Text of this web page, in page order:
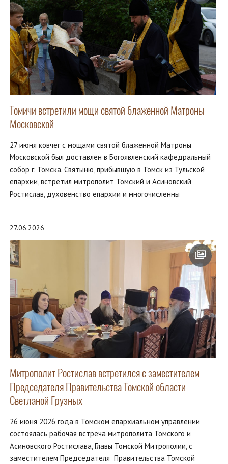
Томичи встретили мощи святой блаженной Матроны
Московской
27 июня ковчег с мощами святой блаженной Матроны
Московской был доставлен в Богоявленский кафедральный
собор г. Томска. Святыню, прибывшую в Томск из Тульской
епархии, встретил митрополит Томский и Асиновский
Ростислав, духовенство епархии и многочисленны
27.06.2026
Митрополит Ростислав встретился с заместителем
Председателя Правительства Томской области
Светланой Грузных
26 июня 2026 года в Томском епархиальном управлении
состоялась рабочая встреча митрополита Томского и
Асиновского Ростислава, Главы Томской Митрополии, с
заместителем Председателя Правительства Томской